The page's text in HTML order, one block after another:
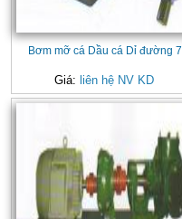
Bơm mỡ cá Dầu cá Dỉ đường 7
Giá: liên hệ NV KD